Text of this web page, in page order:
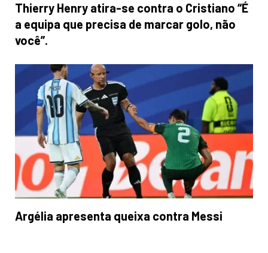
Thierry Henry atira-se contra o Cristiano “É
a equipa que precisa de marcar golo, não
você”.
Argélia apresenta queixa contra Messi